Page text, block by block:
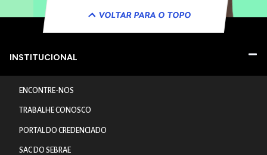
VOLTAR PARA O TOPO
INSTITUCIONAL
ENCONTRE-NOS
TRABALHE CONOSCO
PORTAL DO CREDENCIADO
SAC DO SEBRAE